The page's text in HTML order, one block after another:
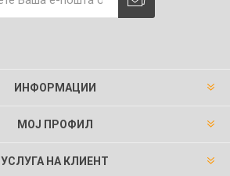
ИНФОРМАЦИИ
МОЈ ПРОФИЛ
УСЛУГА НА КЛИЕНТ